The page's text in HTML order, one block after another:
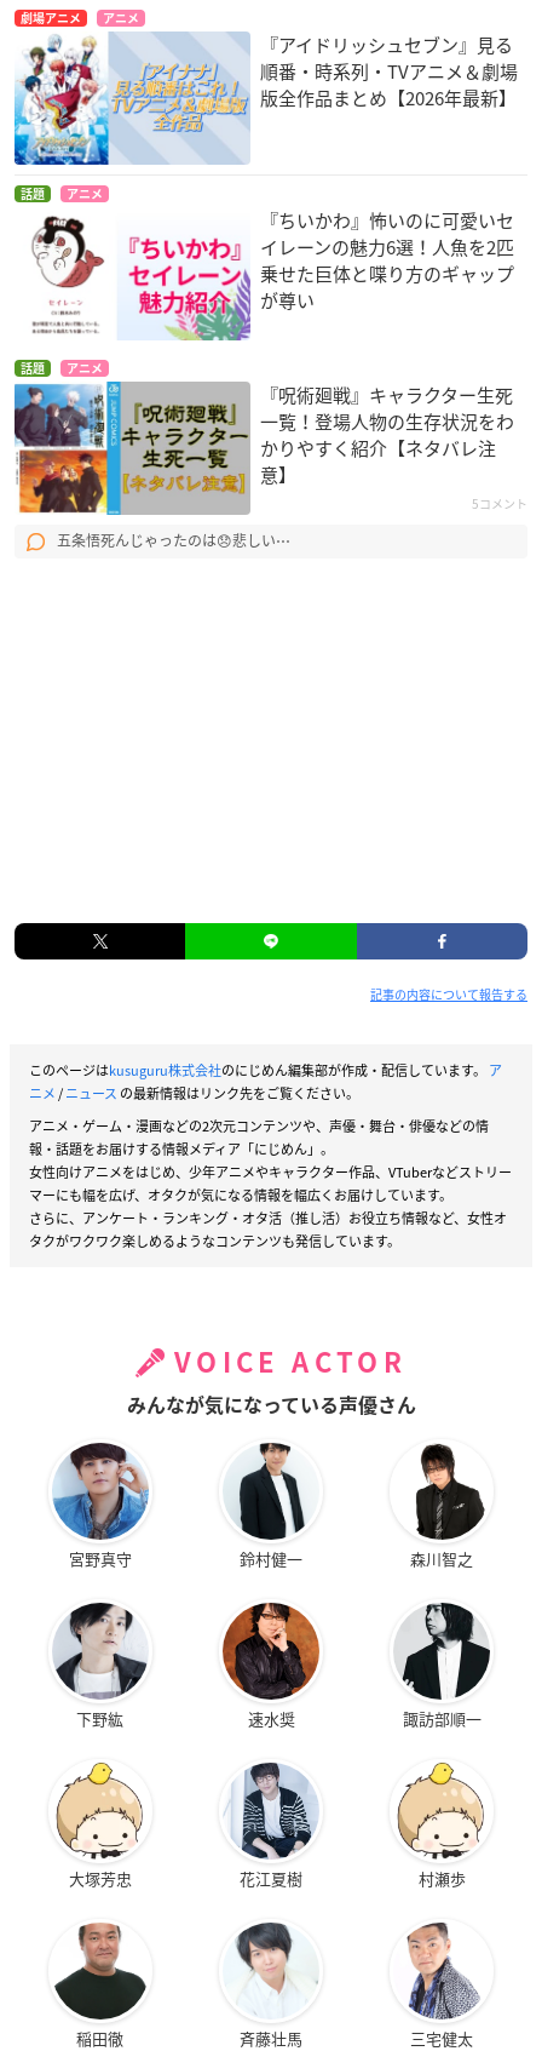
劇場アニメ アニメ
『アイドリッシュセブン』見る
順番・時系列・TVアニメ＆劇場
版全作品まとめ【2026年最新】
話題 アニメ
『ちいかわ』怖いのに可愛いセ
イレーンの魅力6選！人魚を2匹
乗せた巨体と喋り方のギャップ
が尊い
話題 アニメ
『呪術廻戦』キャラクター生死
一覧！登場人物の生存状況をわ
かりやすく紹介【ネタバレ注
意】
5コメント
五条悟死んじゃったのは😞悲しい⋯
記事の内容について報告する
このページはkusuguru株式会社のにじめん編集部が作成・配信しています。 ア
ニメ/ニュース の最新情報はリンク先をご覧ください。
アニメ・ゲーム・漫画などの2次元コンテンツや、声優・舞台・俳優などの情
報・話題をお届けする情報メディア「にじめん」。
女性向けアニメをはじめ、少年アニメやキャラクター作品、VTuberなどストリー
マーにも幅を広げ、オタクが気になる情報を幅広くお届けしています。
さらに、アンケート・ランキング・オタ活（推し活）お役立ち情報など、女性オ
タクがワクワク楽しめるようなコンテンツも発信しています。
VOICE ACTOR
みんなが気になっている声優さん
宮野真守 鈴村健一 森川智之
下野紘 速水奨 諏訪部順一
大塚芳忠 花江夏樹 村瀬歩
稲田徹 斉藤壮馬 三宅健太